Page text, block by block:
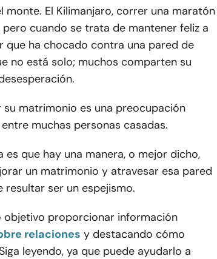
monte. El Kilimanjaro, correr una maratón
cuando se trata de mantener feliz a
que ha chocado contra una pared de
no está solo; muchos comparten su
matrimonio es una preocupación
muchas personas casadas.
es que hay una manera, o mejor dicho,
un matrimonio y atravesar esa pared
resultar ser un espejismo.
objetivo proporcionar información
relaciones y destacando cómo
leyendo, ya que puede ayudarlo a